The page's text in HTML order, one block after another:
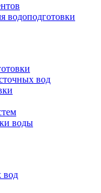
водоподготовки
вод
воды
вод